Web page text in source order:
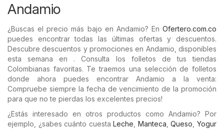
Andamio
¿Buscas el precio más bajo en Andamio? En Ofertero.com.co
puedes encontrar todas las últimas ofertas y descuentos.
Descubre descuentos y promociones en Andamio, disponibles
esta semana en . Consulta los folletos de tus tiendas
Colombianas favoritas. Te traemos una selección de folletos
donde ahora puedes encontrar Andamio a la venta:
Compruebe siempre la fecha de vencimiento de la promoción
para que no te pierdas los excelentes precios!
¿Estás interesado en otros productos como Andamio? Por
ejemplo, ¿sabes cuánto cuestaLeche Manteca ,Queso ,Yogur